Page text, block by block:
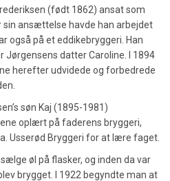
(født 1862) ansat som
sin ansættelse havde han arbejdet
også på et eddikebryggeri. Han
Jørgensens datter Caroline. I 1894
herefter udvidede og forbedrede
søn Kaj (1895-1981)
oplært på faderens bryggeri,
Usserød Bryggeri for at lære faget.
øl på flasker, og inden da var
brygget. I 1922 begyndte man at